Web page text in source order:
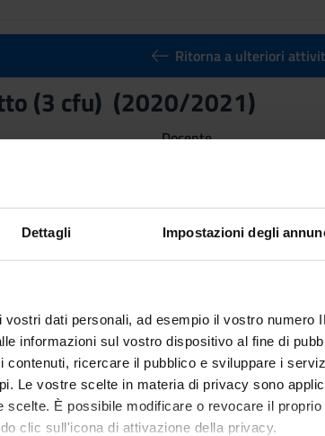
Dettagli Impostazioni degli
vostri dati personali, ad esempio il vostro numero
informazioni sul vostro dispositivo al fine di
contenuti, ricercare il pubblico e sviluppare i
Le vostre scelte in materia di privacy sono
scelte. È possibile modificare o revocare il
clic sull'icona di attivazione della privacy.
Ritorna a ulteriori
(3 cfu) (2020/2021)
Docente
Settore Scientifico